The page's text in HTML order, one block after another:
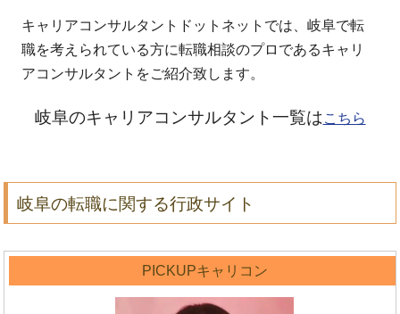
キャリアコンサルタントドットネットでは、岐阜で転
職を考えられている方に転職相談のプロであるキャリ
アコンサルタントをご紹介致します。
岐阜のキャリアコンサルタント一覧はこちら
岐阜の転職に関する行政サイト
PICKUPキャリコン